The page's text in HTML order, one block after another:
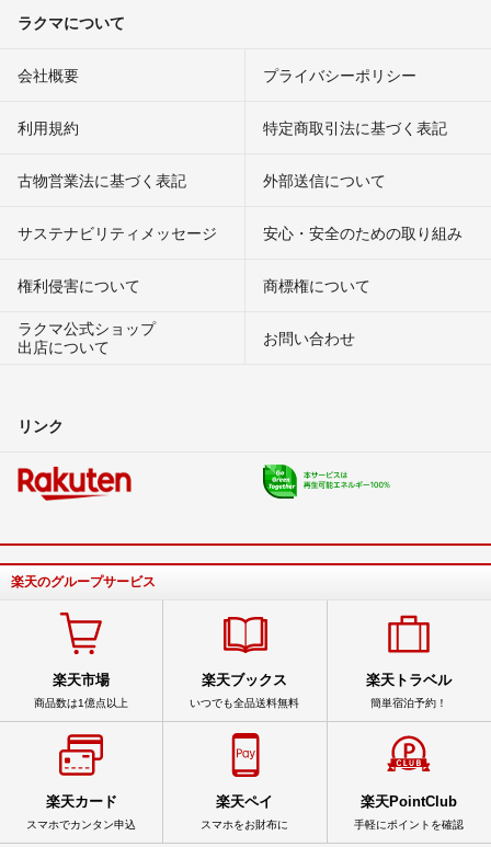
ラクマについて
会社概要 プライバシーポリシー
利用規約 特定商取引法に基づく表記
古物営業法に基づく表記 外部送信について
サステナビリティメッセージ 安心・安全のための取り組み
権利侵害について
商標権について
ラクマ公式ショップ
出店について
お問い合わせ
リンク
楽天のグループサービス
楽天市場
商品数は1億点以上
楽天ブックス
いつでも全品送料無料
楽天トラベル
簡単宿泊予約！
楽天カード
スマホでカンタン申込
楽天ペイ
スマホをお財布に
楽天PointClub
手軽にポイントを確認